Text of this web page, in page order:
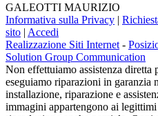
GALEOTTI MAURIZIO
Informativa sulla Privacy |
sito | Accedi
Realizzazione Siti Internet -
Solution Group Communication
Non effettuiamo assistenza diretta
eseguiamo riparazioni in garanzia
installazione, riparazione e
immagini appartengono ai